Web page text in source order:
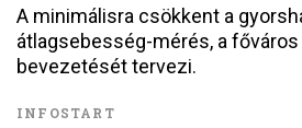
A minimálisra csökkent a
átlagsebesség-mérés, a
bevezetését tervezi.
INFOSTART